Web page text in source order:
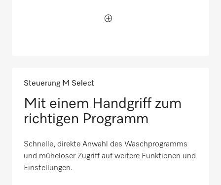
Steuerung M Select
Mit einem Handgriff zum
richtigen Programm
Schnelle, direkte Anwahl des Waschprogramms
und müheloser Zugriff auf weitere Funktionen und
Einstellungen.